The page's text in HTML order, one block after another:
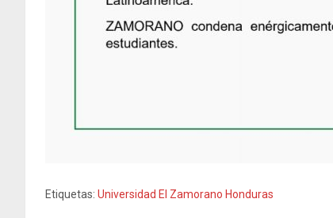
Etiquetas: Universidad El Zamorano Honduras